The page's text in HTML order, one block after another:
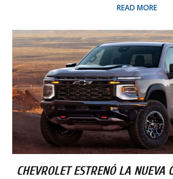
READ MORE
CHEVROLET ESTRENÓ LA NUEVA